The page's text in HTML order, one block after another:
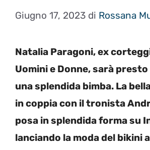
Giugno 17, 2023 di Rossana
Natalia Paragoni, ex
Uomini e Donne, sarà presto
una splendida bimba. La
in coppia con il tronista
posa in splendida forma su
lanciando la moda del bikini